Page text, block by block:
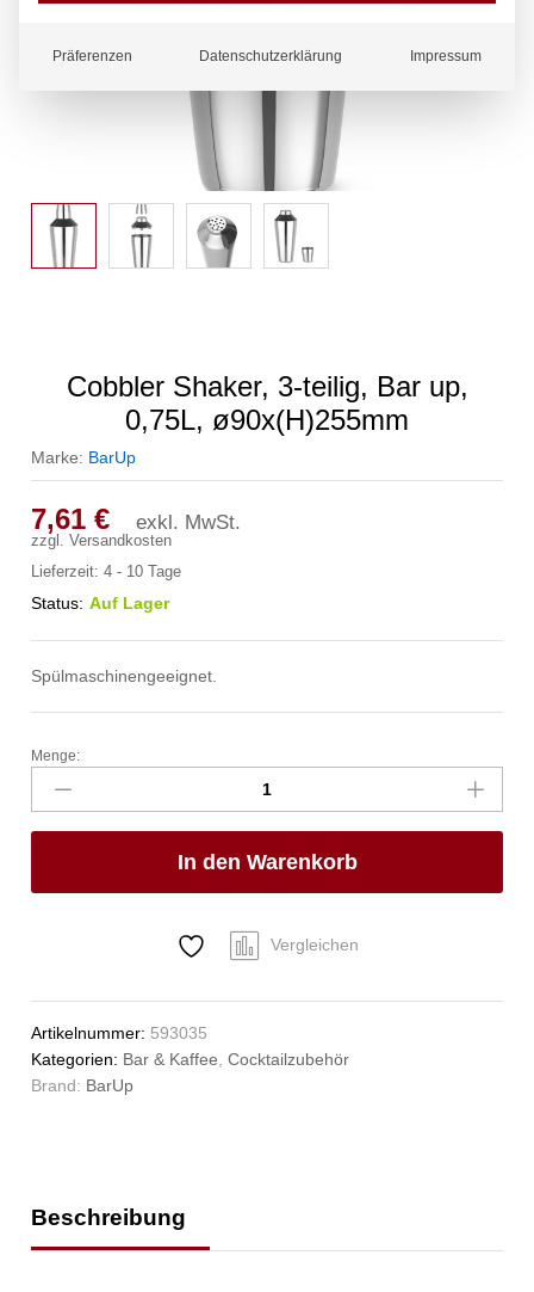
Cobbler Shaker, 3-teilig, Bar up,
0,75L, ø90x(H)255mm
Marke: BarUp
7,61€ exkl. MwSt.
zzgl.Versandkosten
Lieferzeit:4 - 10 Tage
Status: Auf Lager
Spülmaschinengeeignet.
Cobbler
Shaker,
3-
teilig,
up,
Menge:
In den Warenkorb
Vergleichen
Artikelnummer: 593035
Kategorien: Bar & Kaffee ,Cocktailzubehör
Brand: BarUp
Beschreibung
Präferenzen Datenschutzerklärung Impressum